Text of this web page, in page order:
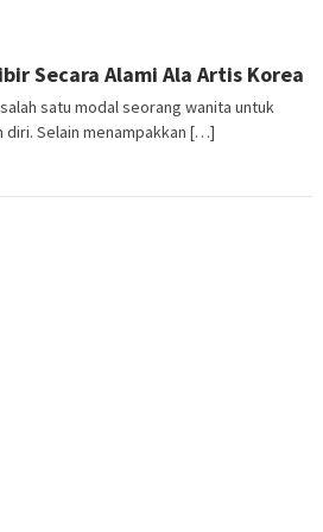
Secara Alami Ala Artis Korea
satu modal seorang wanita untuk
Selain menampakkan […]